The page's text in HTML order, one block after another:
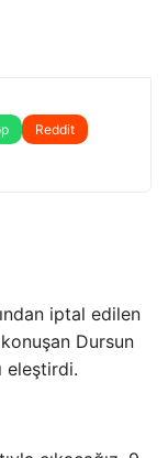
Reddit
iptal edilen
konuşan Dursun
eleştirdi.